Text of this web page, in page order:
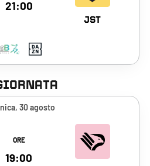
21:00
JST
30 agosto
OREdomenica, 30 agosto 2026, Arezzo -
19:00